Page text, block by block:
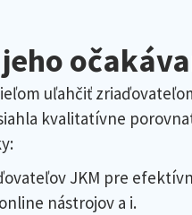
uľahčiť
kvalitatívne
JKM pre
nástrojov a i.